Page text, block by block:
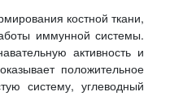
костной ткани,
иммунной системы.
активность и
положительное
систему, углеводный